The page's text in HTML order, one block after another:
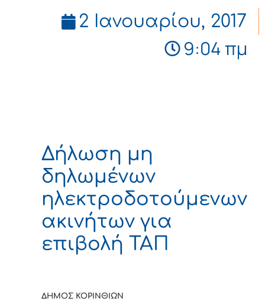
2 Ιανουαρίου, 2017
9:04 πμ
Δήλωση μη
δηλωμένων
ηλεκτροδοτούμενων
ακινήτων για
επιβολή ΤΑΠ
ΔΗΜΟΣ ΚΟΡΙΝΘΙΩΝ